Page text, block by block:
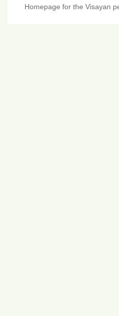
Homepage for the Visayan